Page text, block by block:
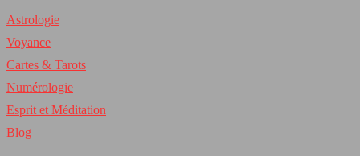
Astrologie
Voyance
Cartes & Tarots
Numérologie
Esprit et Méditation
Blog